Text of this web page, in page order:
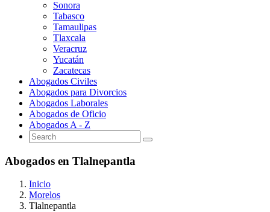
Sonora
Tabasco
Tamaulipas
Tlaxcala
Veracruz
Yucatán
Zacatecas
Abogados Civiles
Abogados para Divorcios
Abogados Laborales
Abogados de Oficio
Abogados A - Z
Abogados en Tlalnepantla
Inicio
Morelos
Tlalnepantla